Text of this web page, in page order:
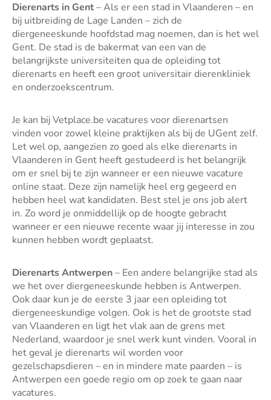
Dierenarts in Gent– Als er een stad in Vlaanderen – en
bij uitbreiding de Lage Landen – zich de
diergeneeskunde hoofdstad mag noemen, dan is het wel
Gent. De stad is de bakermat van een van de
belangrijkste universiteiten qua de opleiding tot
dierenarts en heeft een groot universitair dierenkliniek
en onderzoekscentrum.
Je kan bij Vetplace.be vacatures voor dierenartsen
vinden voor zowel kleine praktijken als bij de UGent zelf.
Let wel op, aangezien zo goed als elke dierenarts in
Vlaanderen in Gent heeft gestudeerd is het belangrijk
om er snel bij te zijn wanneer er een nieuwe vacature
online staat. Deze zijn namelijk heel erg gegeerd en
hebben heel wat kandidaten. Best stel je ons job alert
in. Zo word je onmiddellijk op de hoogte gebracht
wanneer er een nieuwe recente waar jij interesse in zou
kunnen hebben wordt geplaatst.
Dierenarts Antwerpen– Een andere belangrijke stad als
we het over diergeneeskunde hebben is Antwerpen.
Ook daar kun je de eerste 3 jaar een opleiding tot
diergeneeskundige volgen. Ook is het de grootste stad
van Vlaanderen en ligt het vlak aan de grens met
Nederland, waardoor je snel werk kunt vinden. Vooral in
het geval je dierenarts wil worden voor
gezelschapsdieren – en in mindere mate paarden – is
Antwerpen een goede regio om op zoek te gaan naar
vacatures.